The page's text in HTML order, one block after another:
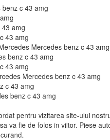
c 43 amg
amg
43 amg
Mercedes benz c 43 amg
benz c 43 amg
43 amg
Mercedes benz c 43 amg
c 43 amg
benz c 43 amg
pentru vizitarea site-ului
va fie de folos in viitor. Piese